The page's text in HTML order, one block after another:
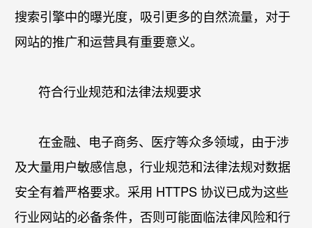
搜索引擎中的曝光度，吸引更多的自然流量，对于
网站的推广和运营具有重要意义。​
符合行业规范和法律法规要求​
在金融、电子商务、医疗等众多领域，由于涉
及大量用户敏感信息，行业规范和法律法规对数据
安全有着严格要求。采用 HTTPS 协议已成为这些
行业网站的必备条件，否则可能面临法律风险和行